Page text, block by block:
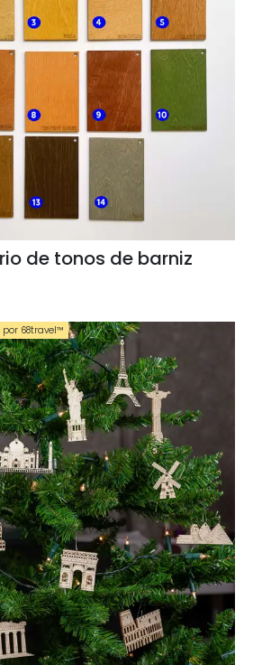
de tonos de barniz
68travel™️